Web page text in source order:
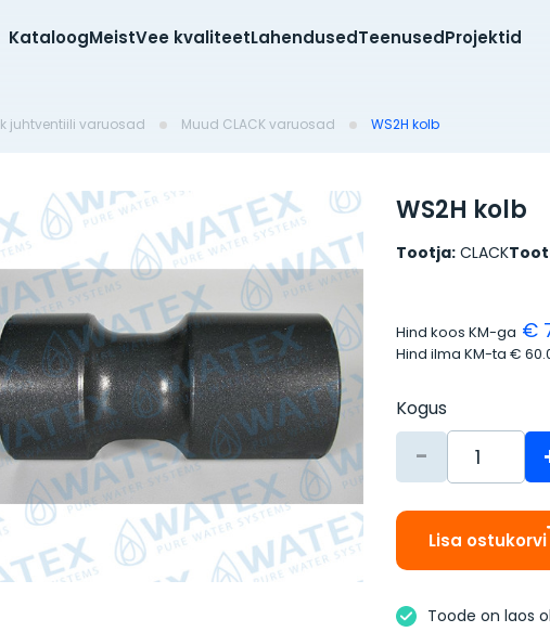
KataloogMeistVee kvaliteetLahendusedTeenusedProjektid
juhtventiili varuosad Muud CLACK varuosad WS2H kolb
WS2H kolb
Tootja: CLACK
Hind koos KM-ga €
Hind ilma KM-ta €
Kogus
-
Lisa ostukorvi
Toode on laos